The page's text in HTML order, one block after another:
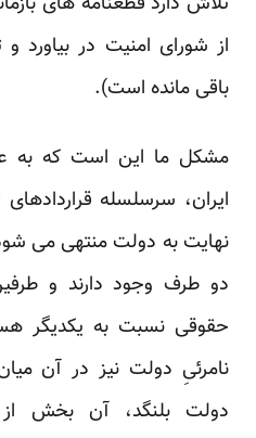
از شورای امنیت در بیاورد و
باقی مانده است).
مشکل ما این است که به
ایران، سرسلسله
نهایت به دولت منتهی می
دو طرف وجود دارند و
حقوقی نسبت به یکدیگر
نامرئیِ دولت نیز در آن
دولت بلنگد، آن بخش از